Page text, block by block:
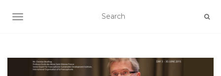
AFFICHER/MASQUER LA NAVIGATION